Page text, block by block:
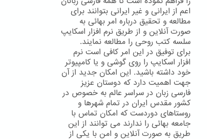
اعم از ایرانی و غیر ایرانی بتوانند برای
مطالعه و تحقیق درباره امر بهائی به
صورت آنلاین و از طریق نرم افزار اسکایپ
سلسه کتب روحی را مطالعه نمایند.
برای توفیق در این امر کافی است نرم
افزار اسکایپ را روی گوشی و یا کامپیوتر
خود داشته باشید. این امکان جدید از آن
جهت اهمیت دارد که دوستان عزیز
فارسی زبان در سراسر عالم به خصوص در
کشور مقدس ایران در تمام شهرها و
روستاهای دوردست که امکان تماس با
جامعه بهائی را ندارند می توانند از این
طریق به صورت آنلاین و امن با یکی از